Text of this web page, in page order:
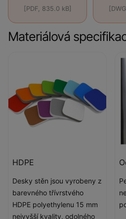
[PDF, 835.0 kB]
Materiálová
HDPE
Desky stěn jsou vyrobeny z
barevného třívrstvého
HDPE polyethylenu 15 mm
nejvyšší kvality, odolného